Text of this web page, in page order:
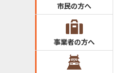
市民の方へ
事業者の方へ